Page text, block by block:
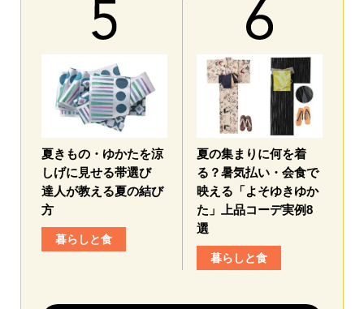
夏きもの・ゆかたを涼
しげに見せる帯選び
達人が教える夏の結び
方
暮らしと食
夏の集まりに何を着
る？暑気払い・会食で
映える「よそゆきゆか
た」上品コーデ実例8
選
暮らしと食